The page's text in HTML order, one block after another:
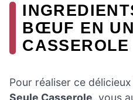
BŒUF EN
CASSEROLE
Pour réaliser ce délicieux
Seule Casserole, vous